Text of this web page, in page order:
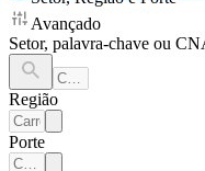
Avançado
Setor, palavra-chave ou
Região
Porte